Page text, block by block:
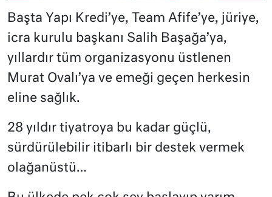
Başta Yapı Kredi’ye, Team Afife’ye, jüriye,
icra kurulu başkanı Salih Başağa’ya,
yıllardır tüm organizasyonu üstlenen
Murat Ovalı’ya ve emeği geçen herkesin
eline sağlık.
28 yıldır tiyatroya bu kadar güçlü,
sürdürülebilir itibarlı bir destek vermek
olağanüstü…